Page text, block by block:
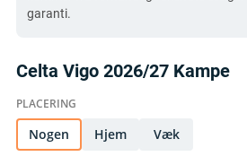
garanti.
Celta Vigo 2026/27 Kampe
Nogen Hjem Væk